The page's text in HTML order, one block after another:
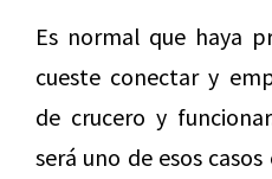
Es normal que haya
cueste conectar y
de crucero y
será uno de esos